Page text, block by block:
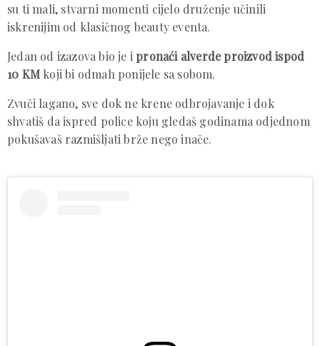
su ti mali, stvarni momenti cijelo druženje učinili
iskrenijim od klasičnog beauty eventa.
Jedan od izazova bio je ipronaći alverde proizvod ispod
10 KM koji bi odmah ponijele sa sobom.
Zvuči lagano, sve dok ne krene odbrojavanje i dok
shvatiš da ispred police koju gledaš godinama odjednom
pokušavaš razmišljati brže nego inače.